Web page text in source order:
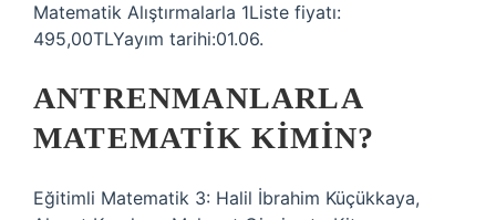
Matematik Alıştırmalarla 1Liste fiyatı:
495,00TLYayım tarihi:01.06.
ANTRENMANLARLA
MATEMATIK KIMIN?
Eğitimli Matematik 3: Halil İbrahim Küçükkaya,